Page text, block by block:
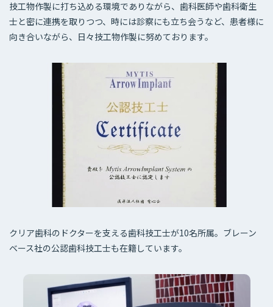
技工物作製に打ち込める環境でありながら、歯科医師や歯科衛生
士と密に連携を取りつつ、時には診察にも立ち会うなど、患者様に
向き合いながら、日々技工物作製に努めております。
クリア歯科のドクターを支える歯科技工士が10名所属。ブレーン
ベース社の公認歯科技工士も在籍しています。